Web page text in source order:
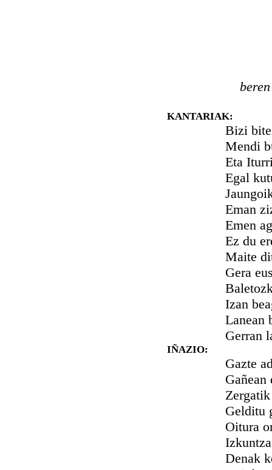
KANTARIAK:
Bizi bitez,
Mendi
Eta
Egal
Eman
Emen
Ez du
Maite
Gera
Baletozke
Izan
Lanean
Gerran
IÑAZIO:
Gazte
Gañean da
Zergatik
Gelditu
Oitura
Izkuntza
Denak